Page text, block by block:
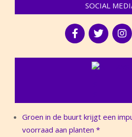
SOCIAL
Groen in de buurt krijgt een
voorraad aan planten *